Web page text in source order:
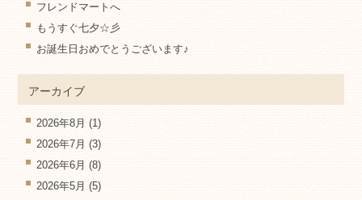
フレンドマートへ
もうすぐ七夕☆彡
お誕生日おめでとうございます♪
アーカイブ
2026年8月 (1)
2026年7月 (3)
2026年6月 (8)
2026年5月 (5)